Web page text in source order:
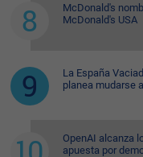
McDonald's
McDonald's USA
La España
planea mudarse
OpenAI alcanza
apuesta por